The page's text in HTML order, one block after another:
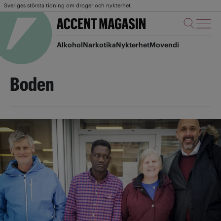
Sveriges största tidning om droger och nykterhet
AlkoholNarkotikaNykterhetMovendi
Boden